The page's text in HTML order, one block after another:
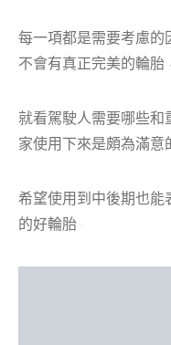
每一項都是需要考慮的
不會有真正完美的輪胎
就看駕駛人需要哪些和
家使用下來是頗為滿意
希望使用到中後期也能
的好輪胎